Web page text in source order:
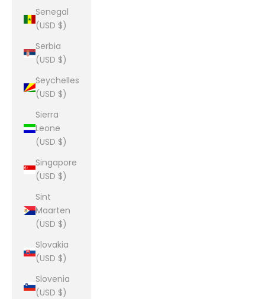
Senegal
(USD $)
Serbia
(USD $)
Seychelles
(USD $)
Sierra
Leone
(USD $)
Singapore
(USD $)
Sint
Maarten
(USD $)
Slovakia
(USD $)
Slovenia
(USD $)